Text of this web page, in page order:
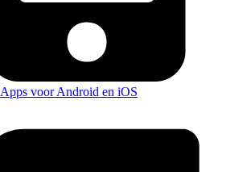
Apps voor Android en iOS